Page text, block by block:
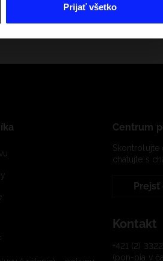
Prijať všetko
Centrum
Skontrolujte
chatujte s
Kontakt
+421 (2)
(pon-pia v